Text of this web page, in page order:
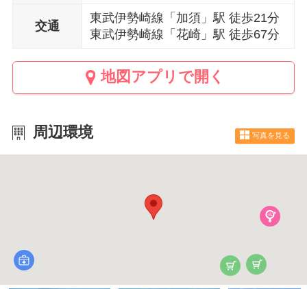
交通
東武伊勢崎線「加須」駅 徒歩21分
東武伊勢崎線「花崎」駅 徒歩67分
地図アプリで開く
周辺環境 写真を見る